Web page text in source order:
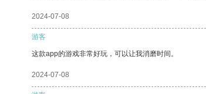
2024-07-08
游客
这款app的游戏非常好玩，可以让我消磨时间。
2024-07-08